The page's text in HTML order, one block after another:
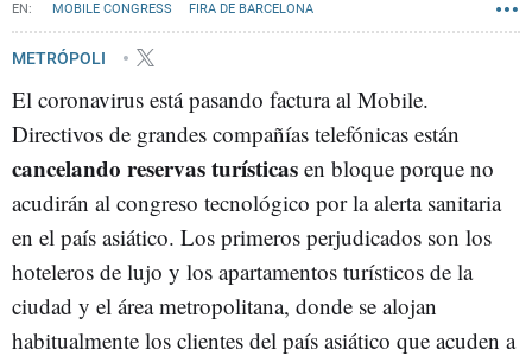
MOBILE CONGRESS FIRA DE BARCELONA
METRÓPOLI
El coronavirus está pasando factura al Mobile.
Directivos de grandes compañías telefónicas están
cancelando reservas turísticas en bloque porque no
acudirán al congreso tecnológico por la alerta sanitaria
en el país asiático. Los primeros perjudicados son los
hoteleros de lujo y los apartamentos turísticos de la
ciudad y el área metropolitana, donde se alojan
habitualmente los clientes del país asiático que acuden a